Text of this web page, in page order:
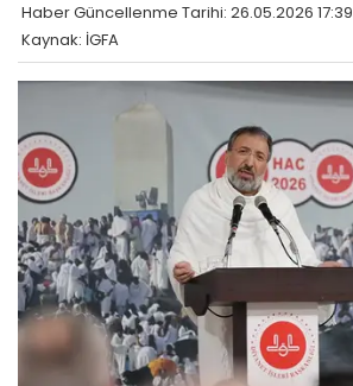
Haber Güncellenme Tarihi: 26.05.2026 17:39
Kaynak: İGFA